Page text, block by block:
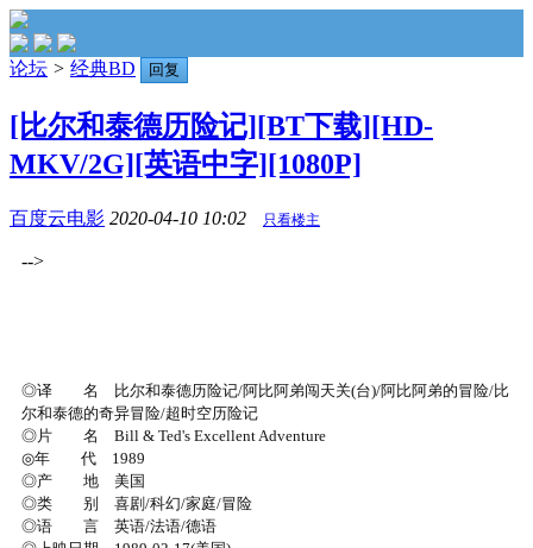
论坛 > 经典BD 回复
[比尔和泰德历险记][BT下载][HD-
MKV/2G][英语中字][1080P]
百度云电影 2020-04-10 10:02 只看楼主
-->
◎译 名 比尔和泰德历险记/阿比阿弟闯天关(台)/阿比阿弟的冒险/比
尔和泰德的奇异冒险/超时空历险记
◎片 名 Bill & Ted's Excellent Adventure
◎年 代 1989
◎产 地 美国
◎类 别 喜剧/科幻/家庭/冒险
◎语 言 英语/法语/德语